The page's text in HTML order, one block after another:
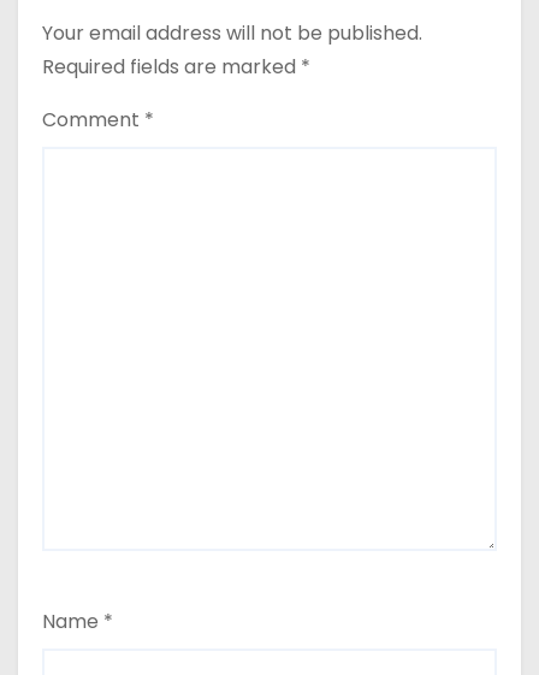
Your email address will not be published.
Required fields are marked *
Comment *
Name *